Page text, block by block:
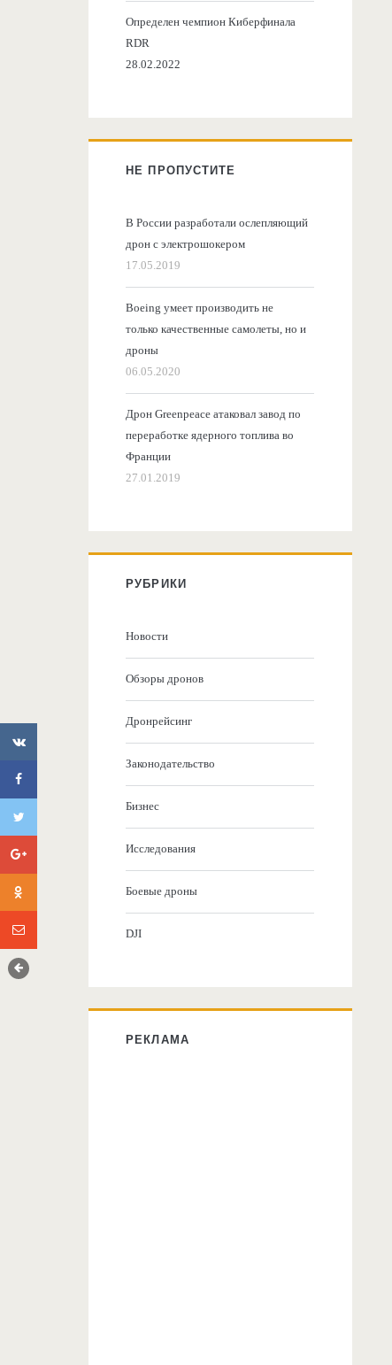
Определен чемпион Киберфинала
RDR
28.02.2022
НЕ ПРОПУСТИТЕ
В России разработали ослепляющий
дрон с электрошокером
17.05.2019
Boeing умеет производить не
только качественные самолеты, но и
дроны
06.05.2020
Дрон Greenpeace атаковал завод по
переработке ядерного топлива во
Франции
27.01.2019
РУБРИКИ
Новости
Обзоры дронов
Дронрейсинг
Законодательство
Бизнес
Исследования
Боевые дроны
DJI
РЕКЛАМА